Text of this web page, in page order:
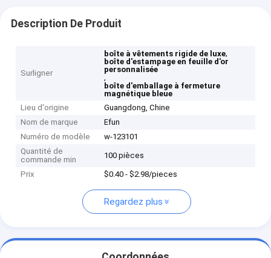
Description De Produit
Surligner
boîte à vêtements rigide de luxe,
boîte d'estampage en feuille d'or
personnalisée
,
boîte d'emballage à fermeture
magnétique bleue
Lieu d'origine
Guangdong, Chine
Nom de marque
Efun
Numéro de modèle
w-123101
Quantité de
commande min
100 pièces
Prix $0.40 - $2.98/pieces
Regardez plus